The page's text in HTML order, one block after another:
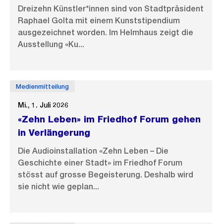
Dreizehn Künstler*innen sind von Stadtpräsident
Raphael Golta mit einem Kunststipendium
ausgezeichnet worden. Im Helmhaus zeigt die
Ausstellung «Ku...
Medienmitteilung
Mi., 1. Juli 2026
«Zehn Leben» im Friedhof Forum gehen
in Verlängerung
Die Audioinstallation «Zehn Leben – Die
Geschichte einer Stadt» im Friedhof Forum
stösst auf grosse Begeisterung. Deshalb wird
sie nicht wie geplan...